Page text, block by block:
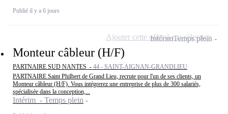
Publié il y a 6 jours
Monteur câbleur (H/F)
PARTNAIRE SUD NANTES - 44 - SAINT-AIGNAN-GRANDLIEU
PARTNAIRE Saint Philbert de Grand Lieu, recrute pour l'un de ses clients, un
Monteur câbleur (H/F). Vous intégrerez une entreprise de plus de 300 salariés,
spécialisée dans la conception,...
Intérim - Temps plein
IntérimTemps plein
Ajouter cette offre à ma sélection